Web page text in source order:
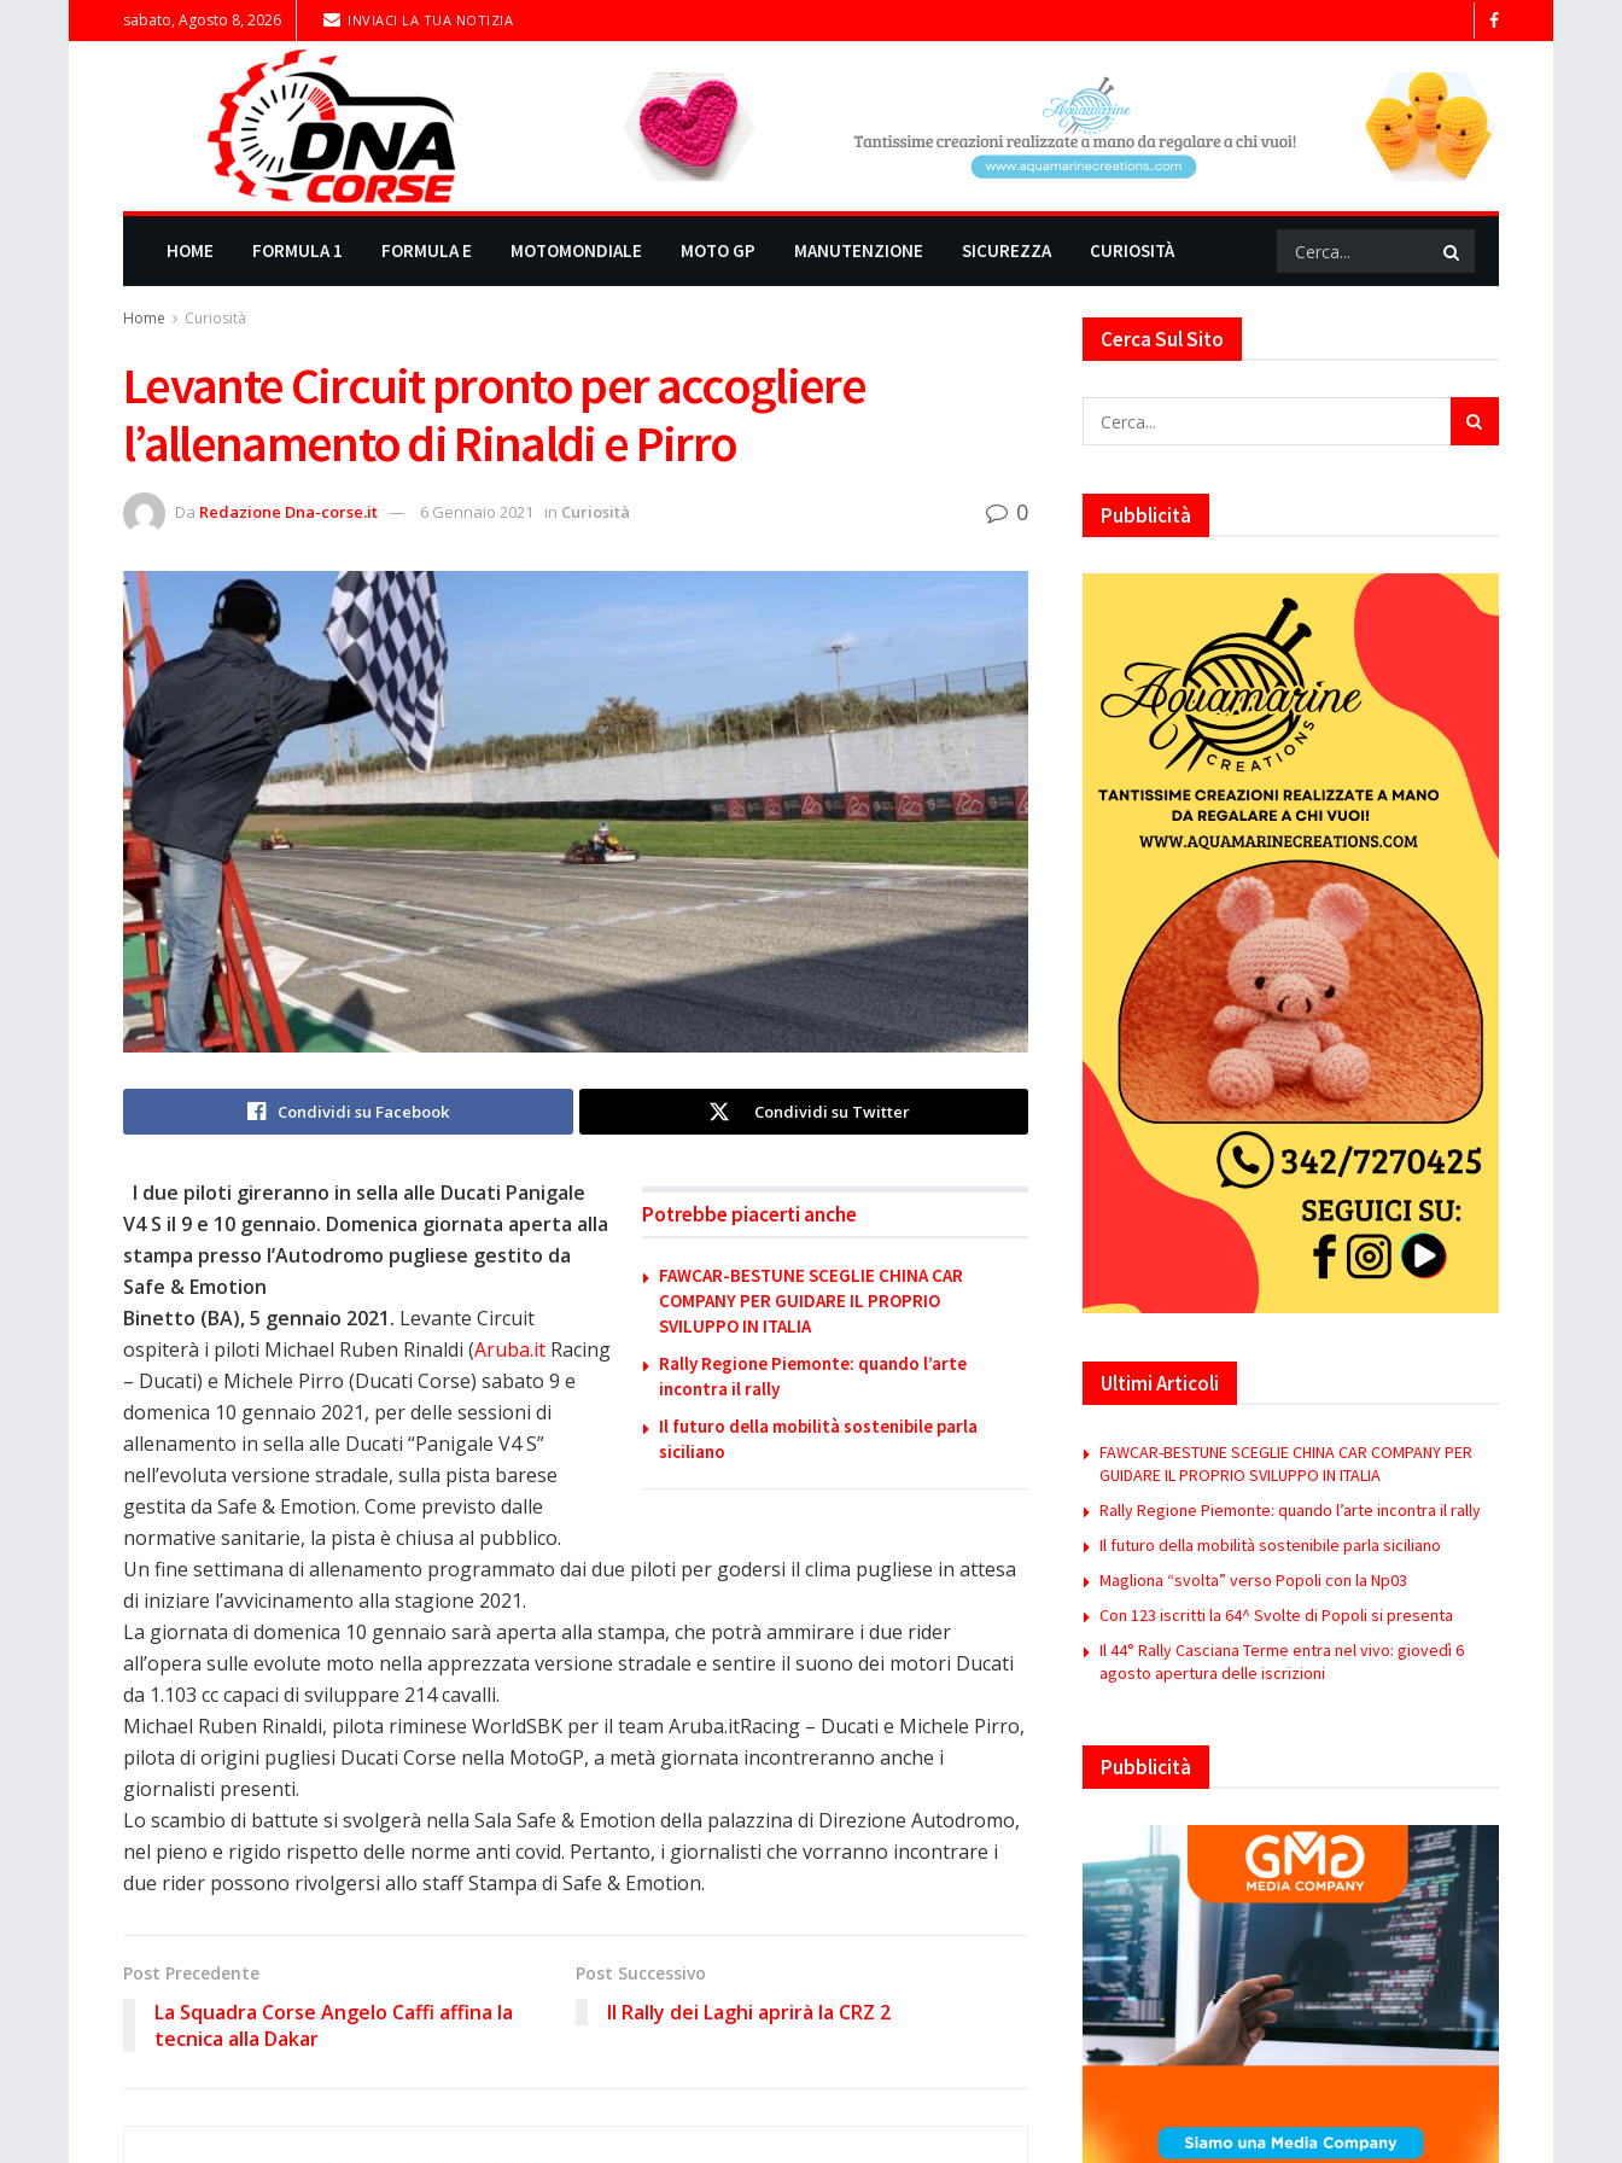
sabato, Agosto 8, 2026 INVIACI LA TUA NOTIZIA
HOME FORMULA 1 FORMULA E MOTOMONDIALE MOTO GP MANUTENZIONE SICUREZZA CURIOSITÀ
Home Curiosità
Levante Circuit pronto per accogliere
l’allenamento di Rinaldi e Pirro
Da Redazione Dna-corse.it 6 Gennaio 2021 in Curiosità 0
Condividi su Facebook Condividi su Twitter
Potrebbe piacerti anche
FAWCAR-BESTUNE SCEGLIE CHINA CAR
COMPANY PER GUIDARE IL PROPRIO
SVILUPPO IN ITALIA
Rally Regione Piemonte: quando l’arte
incontra il rally
Il futuro della mobilità sostenibile parla
siciliano
I due piloti gireranno in sella alle Ducati Panigale
V4 S il 9 e 10 gennaio. Domenica giornata aperta alla
stampa presso l’Autodromo pugliese gestito da
Safe & Emotion
Binetto (BA), 5 gennaio 2021. Levante Circuit
ospiterà i piloti Michael Ruben Rinaldi (Aruba.it Racing
– Ducati) e Michele Pirro (Ducati Corse) sabato 9 e
domenica 10 gennaio 2021, per delle sessioni di
allenamento in sella alle Ducati “Panigale V4 S”
nell’evoluta versione stradale, sulla pista barese
gestita da Safe & Emotion. Come previsto dalle
normative sanitarie, la pista è chiusa al pubblico.
Un fine settimana di allenamento programmato dai due piloti per godersi il clima pugliese in attesa
di iniziare l’avvicinamento alla stagione 2021.
La giornata di domenica 10 gennaio sarà aperta alla stampa, che potrà ammirare i due rider
all’opera sulle evolute moto nella apprezzata versione stradale e sentire il suono dei motori Ducati
da 1.103 cc capaci di sviluppare 214 cavalli.
Michael Ruben Rinaldi, pilota riminese WorldSBK per il team Aruba.itRacing – Ducati e Michele Pirro,
pilota di origini pugliesi Ducati Corse nella MotoGP, a metà giornata incontreranno anche i
giornalisti presenti.
Lo scambio di battute si svolgerà nella Sala Safe & Emotion della palazzina di Direzione Autodromo,
nel pieno e rigido rispetto delle norme anti covid. Pertanto, i giornalisti che vorranno incontrare i
due rider possono rivolgersi allo staff Stampa di Safe & Emotion.
Post Precedente
La Squadra Corse Angelo Caffi affina la
tecnica alla Dakar
Post Successivo
Il Rally dei Laghi aprirà la CRZ 2
Cerca Sul Sito
Pubblicità
Ultimi Articoli
FAWCAR-BESTUNE SCEGLIE CHINA CAR COMPANY PER
GUIDARE IL PROPRIO SVILUPPO IN ITALIA
Rally Regione Piemonte: quando l’arte incontra il rally
Il futuro della mobilità sostenibile parla siciliano
Magliona “svolta” verso Popoli con la Np03
Con 123 iscritti la 64^ Svolte di Popoli si presenta
Il 44° Rally Casciana Terme entra nel vivo: giovedì 6
agosto apertura delle iscrizioni
Pubblicità